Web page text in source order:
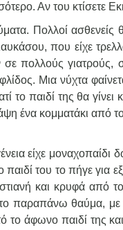
Αν του κτίσετε
Πολλοί
που είχε
πολλούς γιατρούς,
Μια νύχτα
το παιδί της θα
ένα κομματάκι από
είχε
παιδί του το πήγε για
και κρυφά από
παραπάνω θαύμα, με
το άφωνο παιδί της